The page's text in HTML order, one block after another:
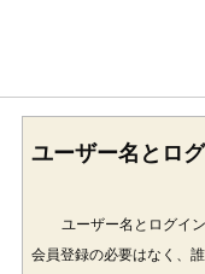
ユーザー名とロ
ユーザー名とログイ
会員登録の必要はなく、